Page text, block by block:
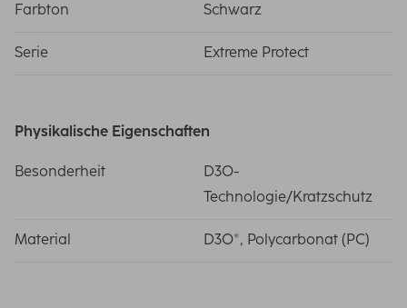
Farbton Schwarz
Serie Extreme Protect
Physikalische Eigenschaften
Besonderheit
D3O-
Technologie/Kratzschutz
Material D3O®, Polycarbonat (PC)